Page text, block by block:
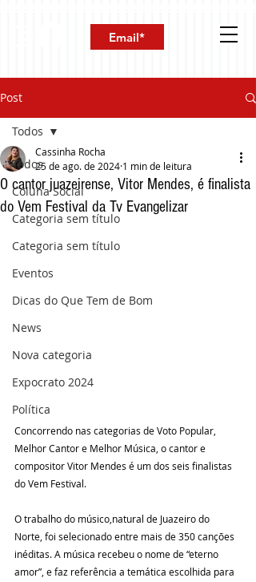
Post
Todos
Coluna Social
Categoria sem título
Categoria sem título
Eventos
Dicas do Que Tem de Bom
News
Nova categoria
Expocrato 2024
Política
Todos
O cantor juazeirense, Vitor Mendes, é finalista
do Vem Festival da Tv Evangelizar
Cassinha Rocha
25 de ago. de 2024 1 min de leitura
Concorrendo nas categorias de Voto Popular,
Melhor Cantor e Melhor Música, o cantor e
compositor Vitor Mendes é um dos seis finalistas
do Vem Festival.
O trabalho do músico,natural de Juazeiro do
Norte, foi selecionado entre mais de 350 canções
inéditas. A música recebeu o nome de “eterno
amor”, e faz referência a temática escolhida para